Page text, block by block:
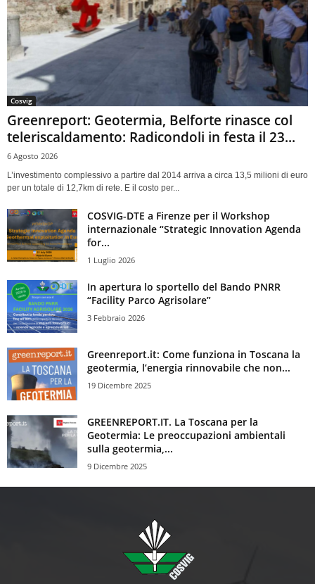
Cosvig
Greenreport: Geotermia, Belforte rinasce col
teleriscaldamento: Radicondoli in festa il 23...
6 Agosto 2026
L’investimento complessivo a partire dal 2014 arriva a circa 13,5 milioni di euro
per un totale di 12,7km di rete. E il costo per...
COSVIG-DTE a Firenze per il Workshop
internazionale “Strategic Innovation Agenda
for...
1 Luglio 2026
In apertura lo sportello del Bando PNRR
“Facility Parco Agrisolare”
3 Febbraio 2026
Greenreport.it: Come funziona in Toscana la
geotermia, l’energia rinnovabile che non...
19 Dicembre 2025
GREENREPORT.IT. La Toscana per la
Geotermia: Le preoccupazioni ambientali
sulla geotermia,...
9 Dicembre 2025